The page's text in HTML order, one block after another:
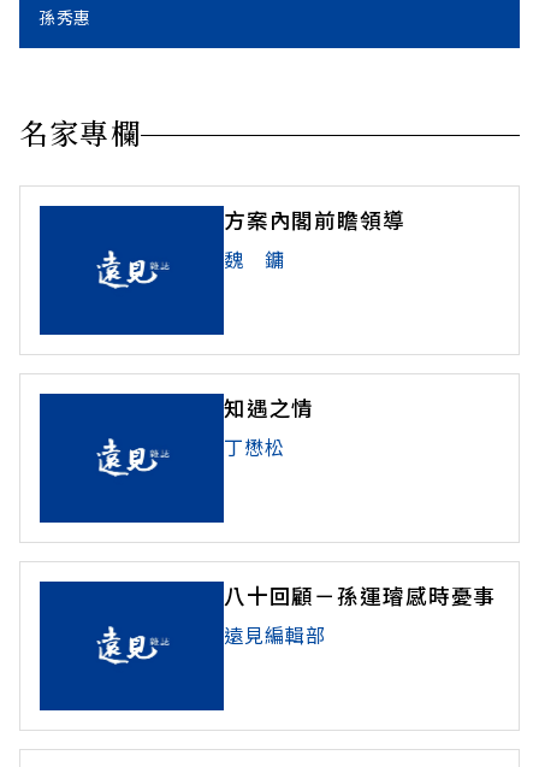
孫秀惠
名家專欄
方案內閣前瞻領導
魏 鏞
知遇之情
丁懋松
八十回顧－孫運璿感時憂事
遠見編輯部